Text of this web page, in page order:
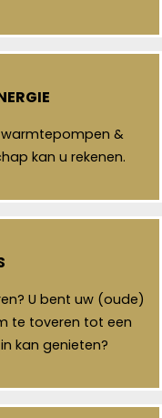
warmtepompen &
kan u rekenen.
U bent uw (oude)
te toveren tot een
kan genieten?